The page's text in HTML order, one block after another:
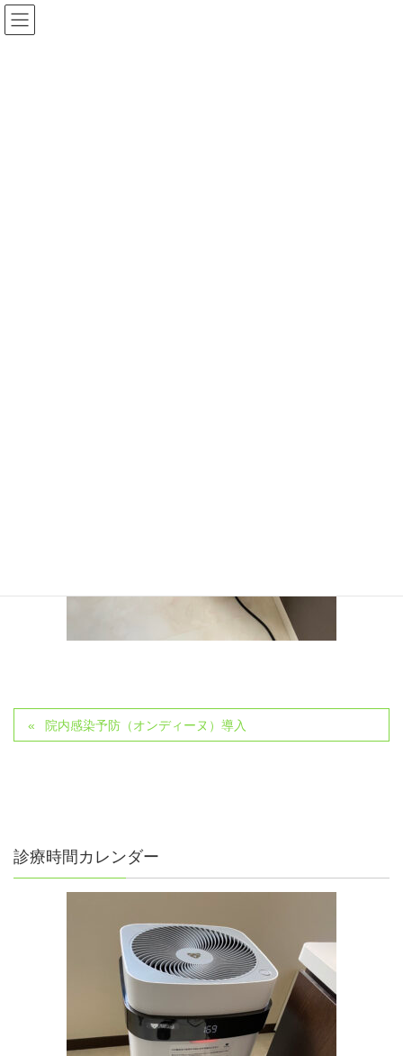
院内感染予防（オンディーヌ）導入
診療時間カレンダー